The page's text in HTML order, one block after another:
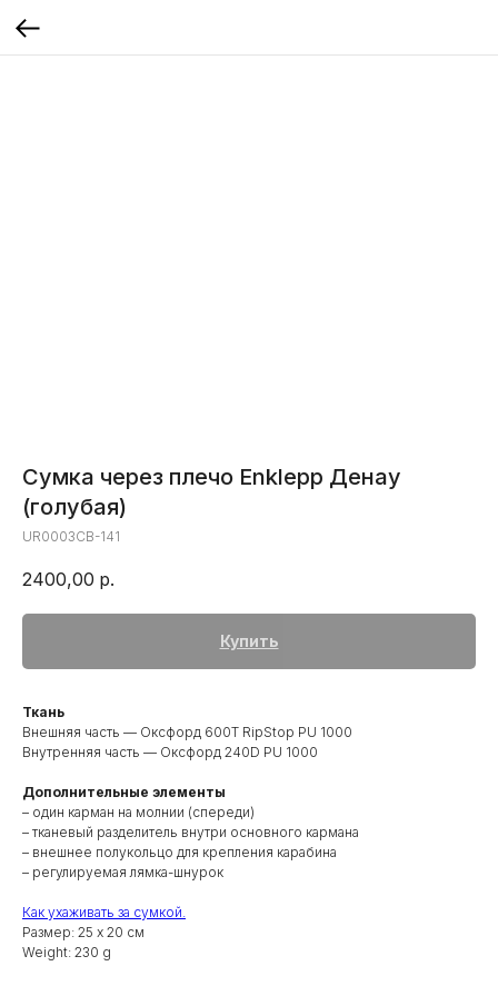
Сумка через плечо Enklepp Денау
(голубая)
UR0003CB-141
2400,00 р.
Купить
Ткань
Внешняя часть — Оксфорд 600T RipStop PU 1000
Внутренняя часть — Оксфорд 240D PU 1000
Дополнительные элементы
– один карман на молнии (спереди)
– тканевый разделитель внутри основного кармана
– внешнее полукольцо для крепления карабина
– регулируемая лямка-шнурок
Как ухаживать за сумкой.
Размер: 25 х 20 см
Weight: 230 g